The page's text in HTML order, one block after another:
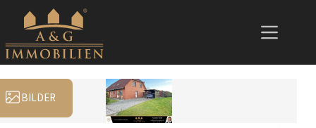
Inhalt
springen
BILDER